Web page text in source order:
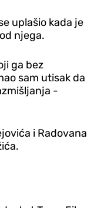
uplašio kada je
njega.
ga bez
sam utisak da
-
i Radovana